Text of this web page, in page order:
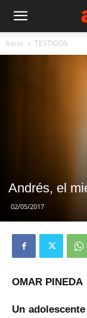
Inicio TESTIGOS
Andrés, el
02/05/2017
OMAR PINEDA
Un